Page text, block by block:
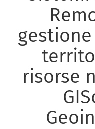
risorse